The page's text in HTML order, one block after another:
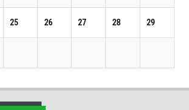
25 26 27 28 29